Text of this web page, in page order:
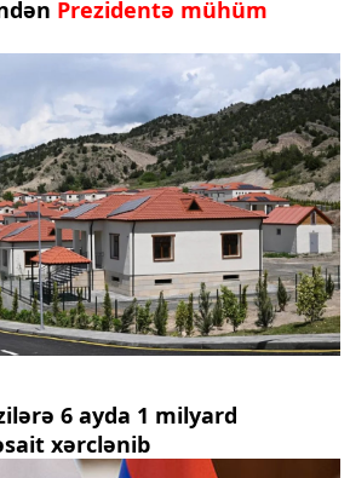
Prezidentə mühüm
6 ayda 1 milyard
xərclənib